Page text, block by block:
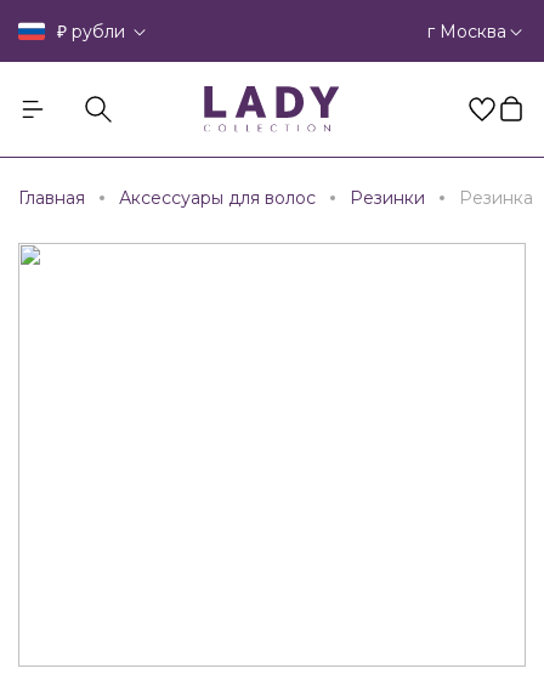
₽ рубли г Москва
Главная Аксессуары для волос Резинки Резинка